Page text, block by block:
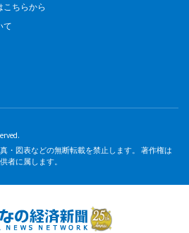
こちらから
て
・図表などの無断転載を禁止します。 著作権は
者に属します。